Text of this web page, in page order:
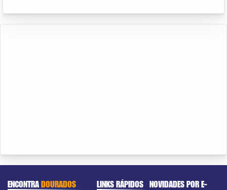
ENCONTRADOURADOS LINKS RÁPIDOS NOVIDADES POR E-